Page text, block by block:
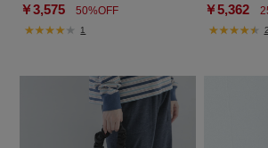
￥3,575 50%OFF
1
￥5,362
2